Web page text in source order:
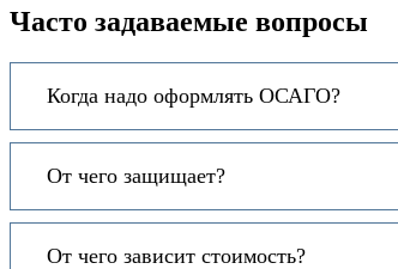
моих
персональных
Часто задаваемые вопросы
Когда надо оформлять ОСАГО?
От чего защищает?
От чего зависит стоимость?